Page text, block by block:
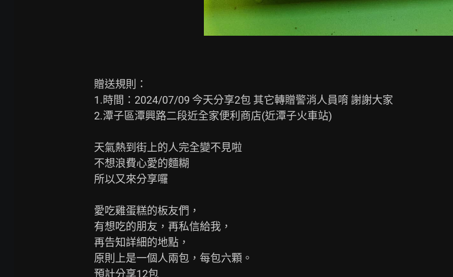
贈送規則：
1.時間：2024/07/09 今天分享2包 其它轉贈警消人員唷 謝謝大家
2.潭子區潭興路二段近全家便利商店(近潭子火車站)
天氣熱到街上的人完全變不見啦
不想浪費心愛的麵糊
所以又來分享囉
愛吃雞蛋糕的板友們，
有想吃的朋友，再私信給我，
再告知詳細的地點，
原則上是一個人兩包，每包六顆。
預計分享12包